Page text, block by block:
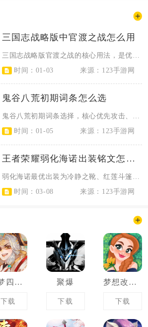
三国志战略版中官渡之战怎么用
时间：01-03
来源：123手游网
鬼谷八荒初期词条怎么选
时间：01-05
来源：123手游网
王者荣耀弱化海诺出装铭文怎么搭配
时间：03-08
来源：123手游网
云梦四时歌
下载
聚爆
下载
梦想改造屋
下载